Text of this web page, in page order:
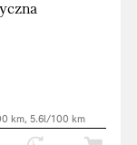
km, 5.6l/100 km